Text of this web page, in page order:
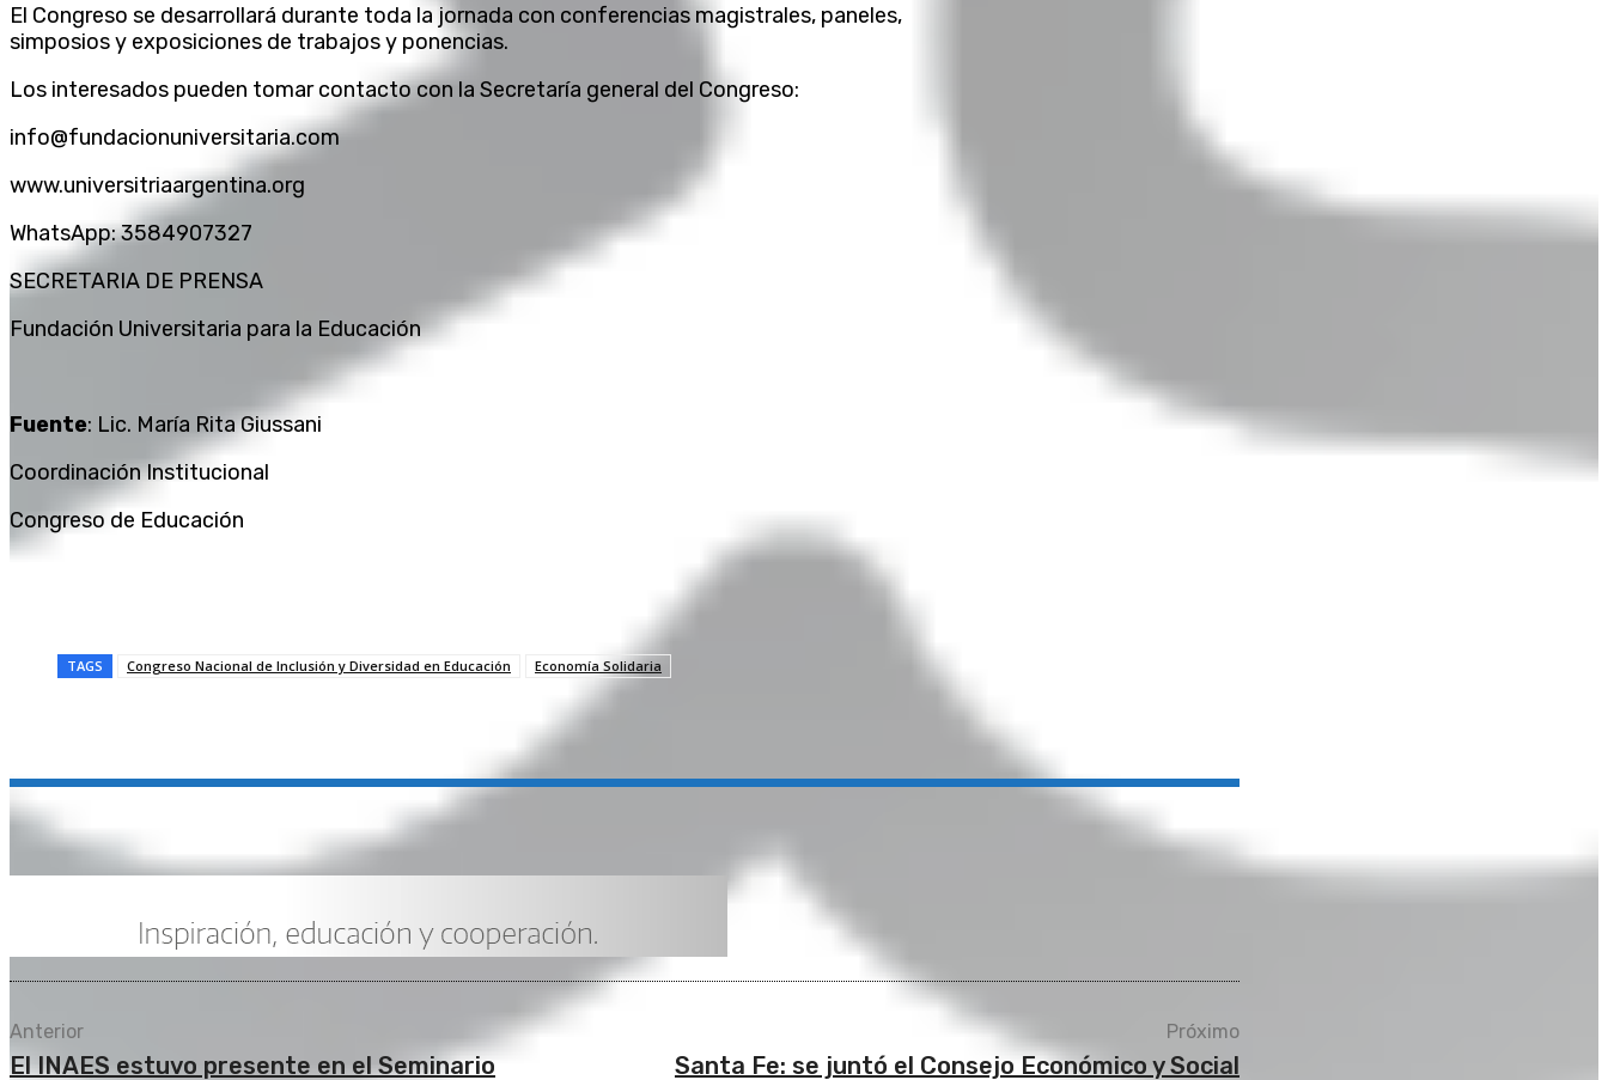
El Congreso se desarrollará durante toda la jornada con conferencias magistrales, paneles,
simposios y exposiciones de trabajos y ponencias.
Los interesados pueden tomar contacto con la Secretaría general del Congreso:
info@fundacionuniversitaria.com
www.universitriaargentina.org
WhatsApp: 3584907327
SECRETARIA DE PRENSA
Fundación Universitaria para la Educación
Fuente: Lic. María Rita Giussani
Coordinación Institucional
Congreso de Educación
TAGS Congreso Nacional de Inclusión y Diversidad en Educación Economía Solidaria
Anterior
El INAES estuvo presente en el Seminario
Próximo
Santa Fe: se juntó el Consejo Económico y Social